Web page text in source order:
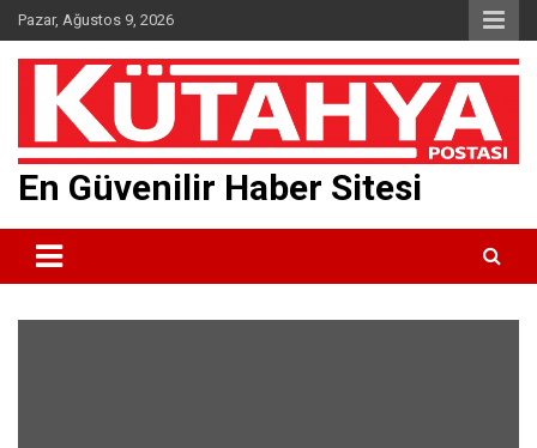
Skip
to
content
Pazar, Ağustos 9, 2026
En Güvenilir Haber Sitesi